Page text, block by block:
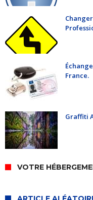
France.
Graffiti
VOTRE